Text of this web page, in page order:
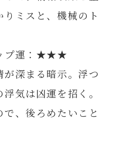
ミスと、機械のト
プ運：★★★
深まる暗示。浮つ
気は凶運を招く。
、後ろめたいこと